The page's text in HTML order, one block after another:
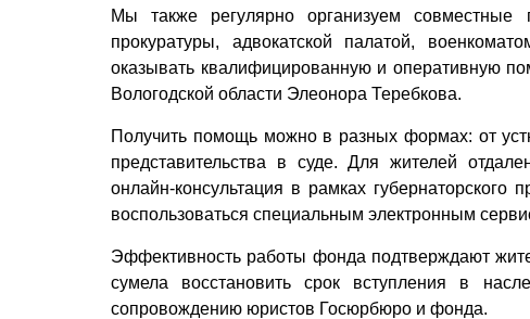
Мы также регулярно организуем
прокуратуры, адвокатской палатой,
оказывать квалифицированную и оперативную
Вологодской области Элеонора Теребкова.
Получить помощь можно в разных формах: от
представительства в суде. Для жителей
онлайн-консультация в рамках губернаторского
воспользоваться специальным электронным
Эффективность работы фонда подтверждают
сумела восстановить срок вступления в
сопровождению юристов Госюрбюро и фонда.